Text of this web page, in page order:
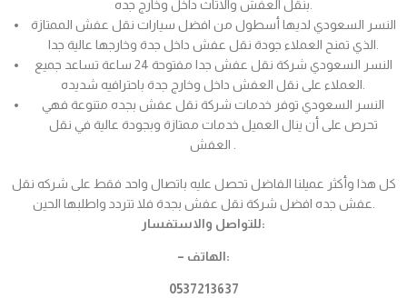
النسر السعودي لديها أسطول من افضل سيارات نقل عفش الممتازة
النسر السعودي شركة نقل عفش جدا مفتوحة 24 ساعة تساعد جميع
النسر السعودي توفر خدمات شركة نقل عفش بجده متنوعة فهي
تحرص على أن ينال العميل خدمات ممتازة وبجودة عالية في نقل
كل هذا وأكثر عميلنا الفاضل تحصل عليه باتصال واحد فقط على شركه نقل
للتواصل والاستفسار:
– الهاتف:
0537213637